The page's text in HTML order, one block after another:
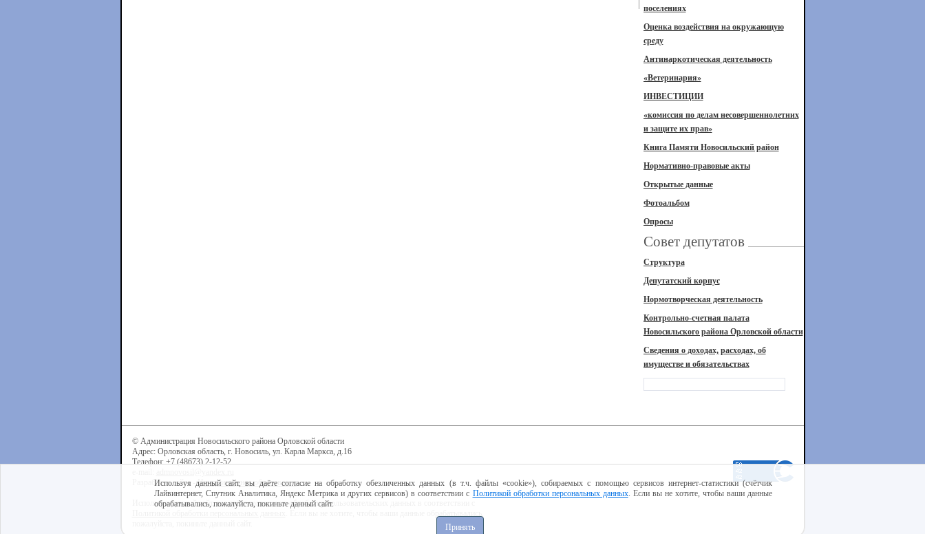
поселениях
Оценка воздействия на окружающую
среду
Антинаркотическая деятельность
«Ветеринария»
ИНВЕСТИЦИИ
«комиссия по делам несовершеннолетних
и защите их прав»
Книга Памяти Новосильский район
Нормативно-правовые акты
Открытые данные
Фотоальбом
Опросы
Совет депутатов
Структура
Депутатский корпус
Нормотворческая деятельность
Контрольно-счетная палата
Новосильского района Орловской области
Сведения о доходах, расходах, об
имуществе и обязательствах
© Администрация Новосильского района Орловской области
Адрес: Орловская область, г. Новосиль, ул. Карла Маркса, д.16
Телефон: +7 (48673) 2-12-52
Разработка сайта -Центр интернет-образования
Используя данный сайт, вы даёте согласие на обработку пользовательских данных в соответствии с
Используя данный сайт, вы даёте согласие на обработку обезличенных данных (в т.ч. файлы «cookie»), собираемых с помощью сервисов интернет-статистики (счётчик
Лайвинтернет, Спутник Аналитика, Яндекс Метрика и других сервисов) в соответствии с Политикой обработки персональных данных. Если вы не хотите, чтобы ваши данные
обрабатывались, пожалуйста, покиньте данный сайт.
Принять